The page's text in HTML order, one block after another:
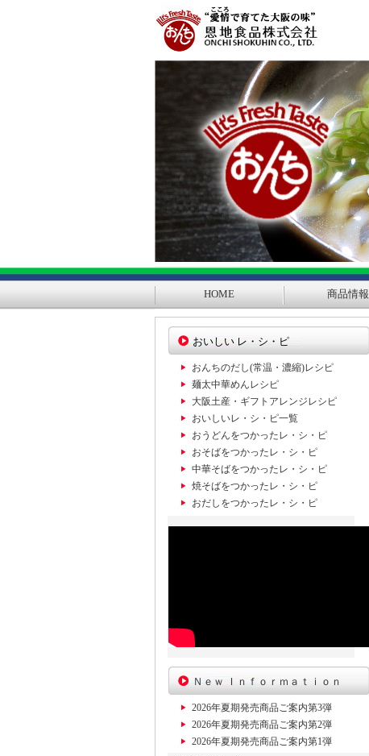
HOME 商品情報
おいしい レ・シ・ピ
おんちのだし(常温・濃縮)レシピ
麺太中華めんレシピ
大阪土産・ギフトアレンジレシピ
おいしいレ・シ・ピ一覧
おうどんをつかったレ・シ・ピ
おそばをつかったレ・シ・ピ
中華そばをつかったレ・シ・ピ
焼そばをつかったレ・シ・ピ
おだしをつかったレ・シ・ピ
Ｎｅｗ Ｉｎｆｏｒｍａｔｉｏｎ
2026年夏期発売商品ご案内第3弾
2026年夏期発売商品ご案内第2弾
2026年夏期発売商品ご案内第1弾